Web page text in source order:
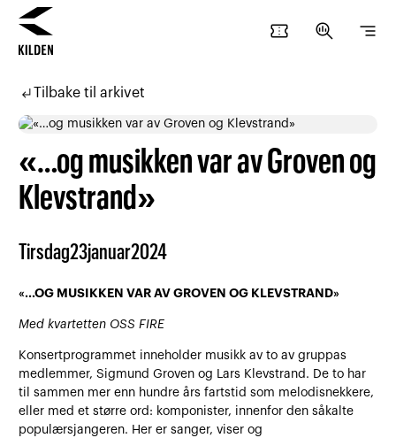
confirmation_number search_insights segment
subdirectory_arrow_leftTilbake til arkivet
«…og musikken var av Groven og
Klevstrand»
Tirsdag23januar2024
«…OG MUSIKKEN VAR AV GROVEN OG KLEVSTRAND»
Med kvartetten OSS FIRE
Konsertprogrammet inneholder musikk av to av gruppas
medlemmer, Sigmund Groven og Lars Klevstrand. De to har
til sammen mer enn hundre års fartstid som melodisnekkere,
eller med et større ord: komponister, innenfor den såkalte
populærsjangeren. Her er sanger, viser og